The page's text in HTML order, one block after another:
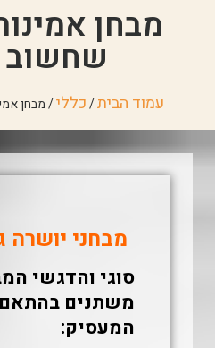
מבחן
עמוד הבית/כללי/ מבחן
מבחני יושרה
סוגי והדגשי
משתנים
המעסיק: